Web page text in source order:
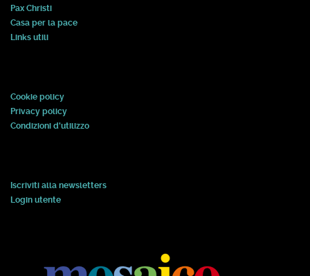
Pax Christi
Casa per la pace
Links utili
Cookie policy
Privacy policy
Condizioni d'utilizzo
Iscriviti alla newsletters
Login utente